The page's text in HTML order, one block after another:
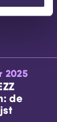
2025
de